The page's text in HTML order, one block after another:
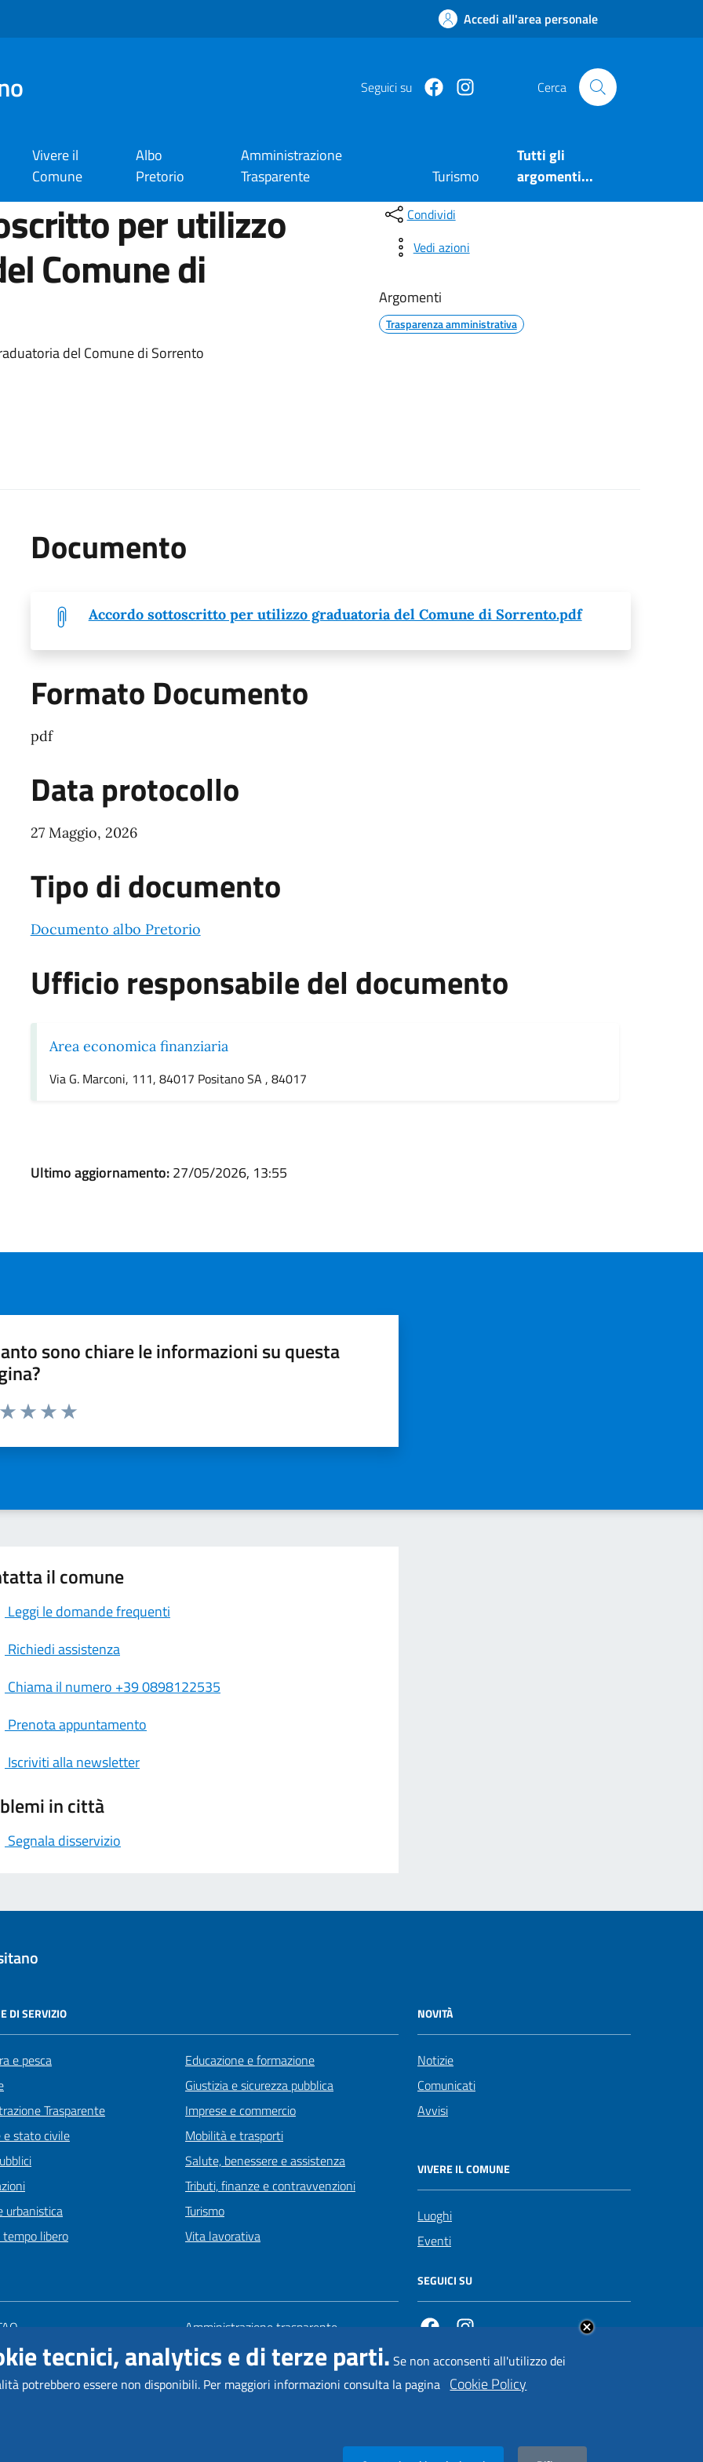
Accedi all'area personale
Seguici su Facebookhttps://www.instagram.com/
Cerca
Vivere il
Comune
Albo
Pretorio
Amministrazione
Trasparente
Turismo
Tutti gli
argomenti...
per utilizzo
Comune di
del Comune di Sorrento
Condividi
Vedi azioni
Argomenti
Trasparenza amministrativa
Documento
Accordo sottoscritto per utilizzo graduatoria del Comune di Sorrento.pdf
Formato Documento
pdf
Data protocollo
27 Maggio, 2026
Tipo di documento
Documento albo Pretorio
Ufficio responsabile del documento
Area economica finanziaria
Via G. Marconi, 111, 84017 Positano SA , 84017
Ultimo aggiornamento:27/05/2026, 13:55
sono chiare le informazioni su questa
da 1 a 5 stelle la pagina
il comune
Leggi le domande frequenti
Richiedi assistenza
Chiama il numero +39 0898122535
Prenota appuntamento
Iscriviti alla newsletter
in città
Segnala disservizio
DI SERVIZIO
e pesca
Trasparente
e stato civile
urbanistica
libero
Educazione e formazione
Giustizia e sicurezza pubblica
Imprese e commercio
Mobilità e trasporti
Salute, benessere e assistenza
Tributi, finanze e contravvenzioni
Turismo
Vita lavorativa
NOVITÀ
Notizie
Comunicati
Avvisi
VIVERE IL COMUNE
Luoghi
Eventi
appuntamento
disservizio
Amministrazione trasparente
Mappa del sito
Informativa privacy
SEGUICI SU
Facebook https://www.instagram.com/
Comune di Positano • Realizzato da
tecnici, analytics e di terze parti. Se non acconsenti all'utilizzo dei
potrebbero essere non disponibili. Per maggiori informazioni consulta la pagina Cookie Policy
Rifiuta